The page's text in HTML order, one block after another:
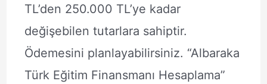
TL’den 250.000 TL’ye kadar
değişebilen tutarlara sahiptir.
Ödemesini planlayabilirsiniz. “Albaraka
Türk Eğitim Finansmanı Hesaplama”